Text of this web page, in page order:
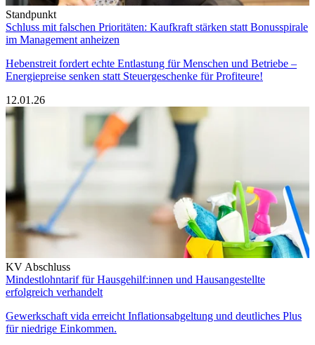
Standpunkt
Schluss mit falschen Prioritäten: Kaufkraft stärken statt Bonusspirale
im Management anheizen
Hebenstreit fordert echte Entlastung für Menschen und Betriebe –
Energiepreise senken statt Steuergeschenke für Profiteure!
12.01.26
KV Abschluss
Mindestlohntarif für Hausgehilf:innen und Hausangestellte
erfolgreich verhandelt
Gewerkschaft vida erreicht Inflationsabgeltung und deutliches Plus
für niedrige Einkommen.